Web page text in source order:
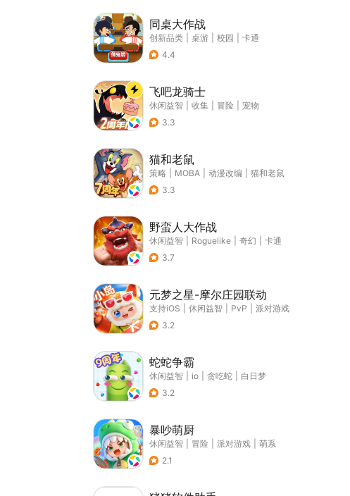
同桌大作战
创新品类 桌游 校园
卡通
4.4
飞吧龙骑士
休闲益智 收集 冒险
宠物
3.3
猫和老鼠
策略 MOBA 动漫改编
猫和老鼠
3.3
野蛮人大作战
休闲益智 Roguelike 奇幻
卡通
3.7
元梦之星-摩尔庄园联动
支持iOS 休闲益智 PvP
派对游戏
3.2
蛇蛇争霸
休闲益智 io 贪吃蛇
白日梦
3.2
暴吵萌厨
休闲益智 冒险 派对游戏
萌系
2.1